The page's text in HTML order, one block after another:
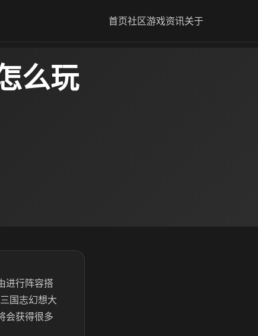
首页社区游戏资讯关于
么玩
进行阵容搭
国志幻想大
会获得很多